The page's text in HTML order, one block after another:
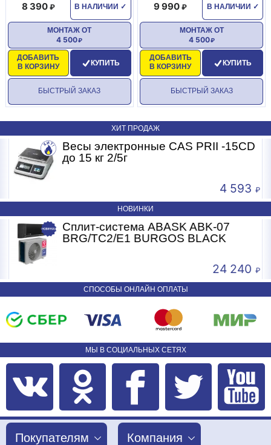
В НАЛИЧИИ ✓
8 390
ДОБАВИТЬ
В КОРЗИНУ
МОНТАЖ ОТ
4 500
КУПИТЬ
БЫСТРЫЙ ЗАКАЗ
В НАЛИЧИИ ✓
9 990
ДОБАВИТЬ
В КОРЗИНУ
МОНТАЖ ОТ
4 500
КУПИТЬ
БЫСТРЫЙ ЗАКАЗ
ХИТ ПРОДАЖ
Весы электронные CAS PRII -15CD
до 15 кг 2/5г
4 593
НОВИНКИ
Сплит-система ABASK ABK-07
BRG/TC2/E1 BURGOS BLACK
24 240
СПОСОБЫ ОНЛАЙН ОПЛАТЫ
МЫ В СОЦИАЛЬНЫХ СЕТЯХ
Покупателям Компания